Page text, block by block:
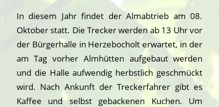
In diesem Jahr findet der Almabtrieb am 08.
Oktober statt. Die Trecker werden ab 13 Uhr vor
der Bürgerhalle in Herzebocholt erwartet, in der
am Tag vorher Almhütten aufgebaut werden
und die Halle aufwendig herbstlich geschmückt
wird. Nach Ankunft der Treckerfahrer gibt es
Kaffee und selbst gebackenen Kuchen. Um